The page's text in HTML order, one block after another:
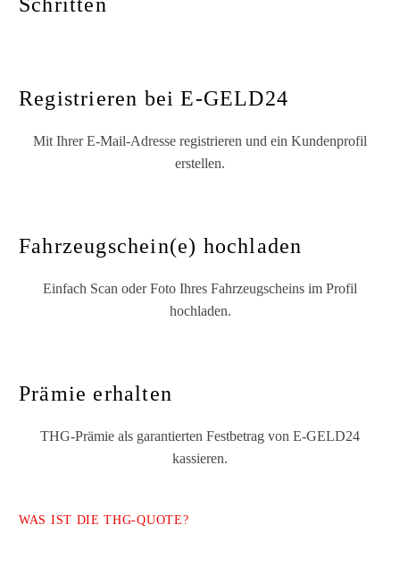
Schritten
Registrieren bei E-GELD24
Mit Ihrer E-Mail-Adresse registrieren und ein Kundenprofil
erstellen.
Fahrzeugschein(e) hochladen
Einfach Scan oder Foto Ihres Fahrzeugscheins im Profil
hochladen.
Prämie erhalten
THG-Prämie als garantierten Festbetrag von E-GELD24
kassieren.
WAS IST DIE THG-QUOTE?